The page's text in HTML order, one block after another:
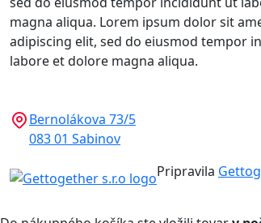
magna aliqua. Lorem ipsum dolor sit
adipiscing elit, sed do eiusmod tempor
labore et dolore magna aliqua.
Bernolákova 73/5
083 01 Sabinov
Pripravila